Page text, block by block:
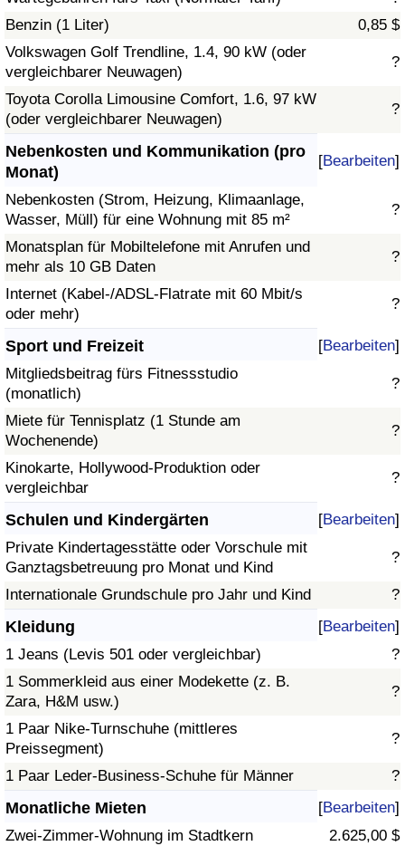
Benzin (1 Liter)
0,85 $
Volkswagen Golf Trendline, 1.4, 90 kW (oder
vergleichbarer Neuwagen)
?
Toyota Corolla Limousine Comfort, 1.6, 97 kW
(oder vergleichbarer Neuwagen)
?
Nebenkosten und Kommunikation (pro
Monat)
[Bearbeiten]
Nebenkosten (Strom, Heizung, Klimaanlage,
Wasser, Müll) für eine Wohnung mit 85 m²
?
Monatsplan für Mobiltelefone mit Anrufen und
mehr als 10 GB Daten
?
Internet (Kabel-/ADSL-Flatrate mit 60 Mbit/s
oder mehr)
?
Sport und Freizeit [Bearbeiten]
Mitgliedsbeitrag fürs Fitnessstudio
(monatlich)
?
Miete für Tennisplatz (1 Stunde am
Wochenende)
?
Kinokarte, Hollywood-Produktion oder
vergleichbar
?
Schulen und Kindergärten [Bearbeiten]
Private Kindertagesstätte oder Vorschule mit
Ganztagsbetreuung pro Monat und Kind
?
Internationale Grundschule pro Jahr und Kind ?
Kleidung [Bearbeiten]
1 Jeans (Levis 501 oder vergleichbar)
?
1 Sommerkleid aus einer Modekette (z. B.
Zara, H&M usw.)
?
1 Paar Nike-Turnschuhe (mittleres
Preissegment)
?
1 Paar Leder-Business-Schuhe für Männer ?
Monatliche Mieten [Bearbeiten]
Zwei-Zimmer-Wohnung im Stadtkern
2.625,00 $